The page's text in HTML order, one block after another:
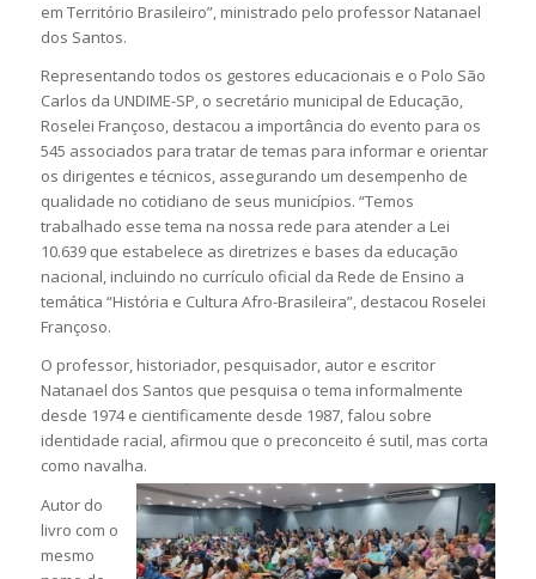
em Território Brasileiro”, ministrado pelo professor Natanael
dos Santos.
Representando todos os gestores educacionais e o Polo São
Carlos da UNDIME-SP, o secretário municipal de Educação,
Roselei Françoso, destacou a importância do evento para os
545 associados para tratar de temas para informar e orientar
os dirigentes e técnicos, assegurando um desempenho de
qualidade no cotidiano de seus municípios. “Temos
trabalhado esse tema na nossa rede para atender a Lei
10.639 que estabelece as diretrizes e bases da educação
nacional, incluindo no currículo oficial da Rede de Ensino a
temática “História e Cultura Afro-Brasileira”, destacou Roselei
Françoso.
O professor, historiador, pesquisador, autor e escritor
Natanael dos Santos que pesquisa o tema informalmente
desde 1974 e cientificamente desde 1987, falou sobre
identidade racial, afirmou que o preconceito é sutil, mas corta
como navalha.
Autor do
livro com o
mesmo